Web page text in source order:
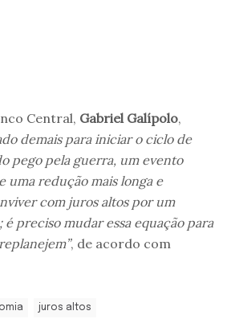
Central, Gabriel Galípolo,
demais para iniciar o ciclo de
pego pela guerra, um evento
uma redução mais longa e
com juros altos por um
preciso mudar essa equação para
, de acordo com
juros altos